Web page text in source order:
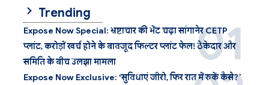
Trending
Expose Now Special: भ्रष्टाचार की भेंट चढ़ा सांगानेर CETP
प्लांट, करोड़ों खर्च होने के बावजूद फिल्टर प्लांट फेल! ठेकेदार और
समिति के बीच उलझा मामला
Expose Now Exclusive: ‘सुविधाएं जीरो, फिर रात में रुकें कैसे?’